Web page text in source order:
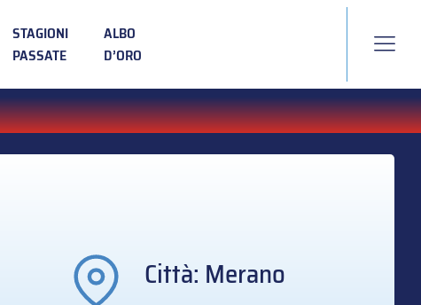
STAGIONI
PASSATE
ALBO
D’ORO
Città: Merano